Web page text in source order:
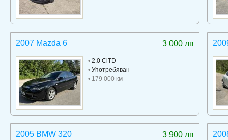
3 000 лв
2007 Mazda 6
• 2.0 CiTD
• Употребяван
• 179 000 км
3 900 лв
2005 BMW 320